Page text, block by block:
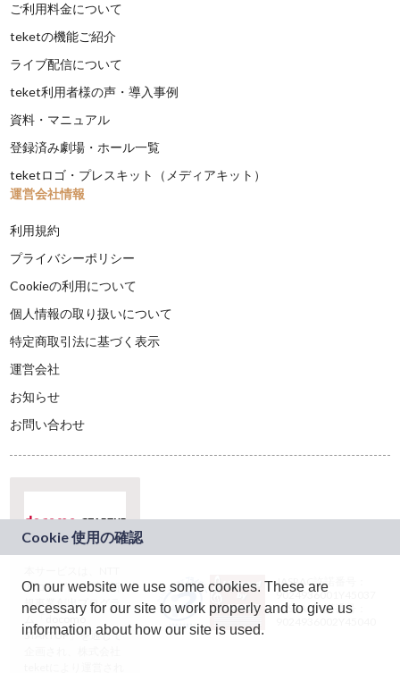
ご利用料金について
teketの機能ご紹介
ライブ配信について
teket利用者様の声・導入事例
資料・マニュアル
登録済み劇場・ホール一覧
teketロゴ・プレスキット（メディアキット）
運営会社情報
利用規約
プライバシーポリシー
Cookieの利用について
個人情報の取り扱いについて
特定商取引法に基づく表示
運営会社
お知らせ
お問い合わせ
ドコモグループの新
規事業創出プログラ
ム「docomo
STARTUP」を通じて
JASRAC許諾番号：
9024936001Y45037
JASRAC許諾番号：
On our website we use some cookies. These are
necessary for our site to work properly and to give us
information about how our site is used.